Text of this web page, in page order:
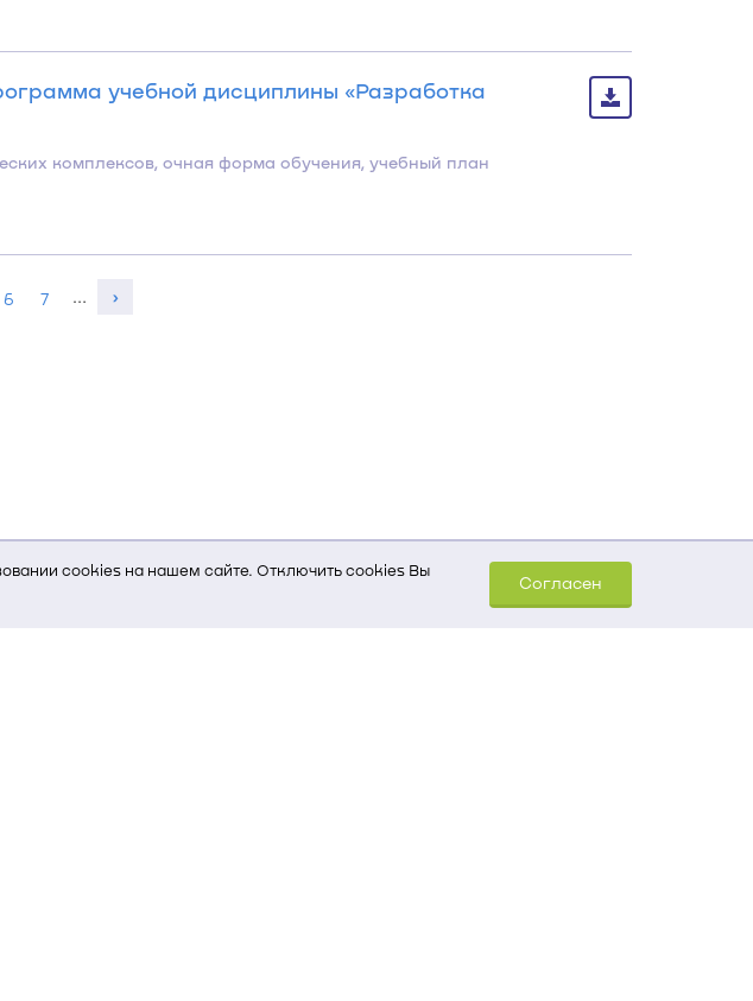
cookies на нашем сайте. Отключить cookies Вы
Согласен
учебной дисциплины «Разработка
комплексов, очная форма обучения, учебный план
6 7 … ›